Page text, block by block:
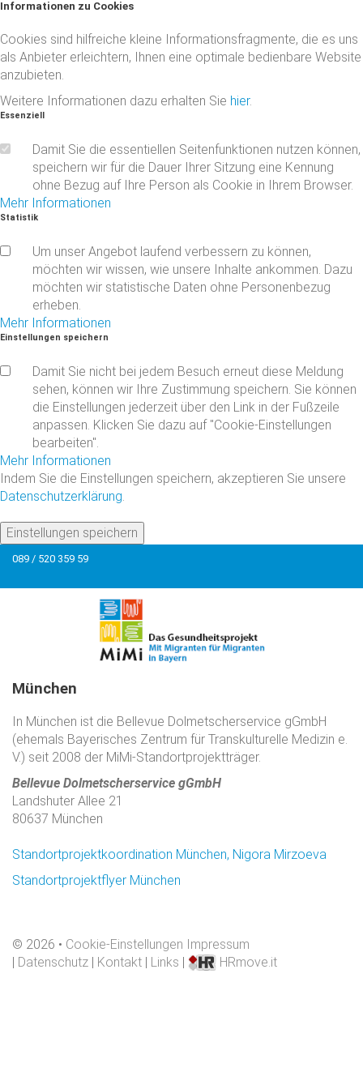
Informationen zu Cookies
Cookies sind hilfreiche kleine Informationsfragmente, die es uns
als Anbieter erleichtern, Ihnen eine optimale bedienbare Website
anzubieten.
Weitere Informationen dazu erhalten Sie hier.
Essenziell
Damit Sie die essentiellen Seitenfunktionen nutzen können,
speichern wir für die Dauer Ihrer Sitzung eine Kennung
ohne Bezug auf Ihre Person als Cookie in Ihrem Browser.
Mehr Informationen
Statistik
Um unser Angebot laufend verbessern zu können,
möchten wir wissen, wie unsere Inhalte ankommen. Dazu
möchten wir statistische Daten ohne Personenbezug
erheben.
Mehr Informationen
Einstellungen speichern
Damit Sie nicht bei jedem Besuch erneut diese Meldung
sehen, können wir Ihre Zustimmung speichern. Sie können
die Einstellungen jederzeit über den Link in der Fußzeile
anpassen. Klicken Sie dazu auf "Cookie-Einstellungen
bearbeiten".
Mehr Informationen
Indem Sie die Einstellungen speichern, akzeptieren Sie unsere
Datenschutzerklärung.
Einstellungen speichern
089 / 520 359 59
München
In München ist die Bellevue Dolmetscherservice gGmbH
(ehemals Bayerisches Zentrum für Transkulturelle Medizin e.
V.) seit 2008 der MiMi-Standortprojektträger.
Bellevue Dolmetscherservice gGmbH
Landshuter Allee 21
80637 München
Standortprojektkoordination München, Nigora Mirzoeva
Standortprojektflyer München
© 2026 Cookie-Einstellungen Impressum
| Datenschutz | Kontakt | Links | HRmove.it